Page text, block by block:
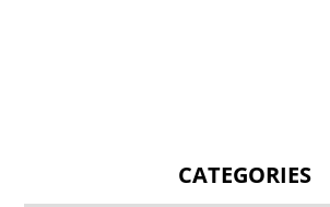
CATEGORIES